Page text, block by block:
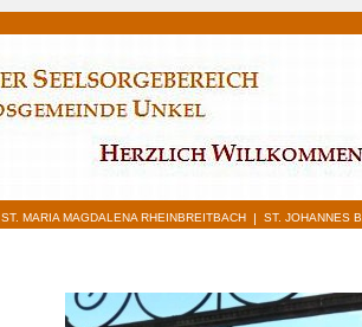
ST. MARIA MAGDALENA RHEINBREITBACH | ST. JOHANNES